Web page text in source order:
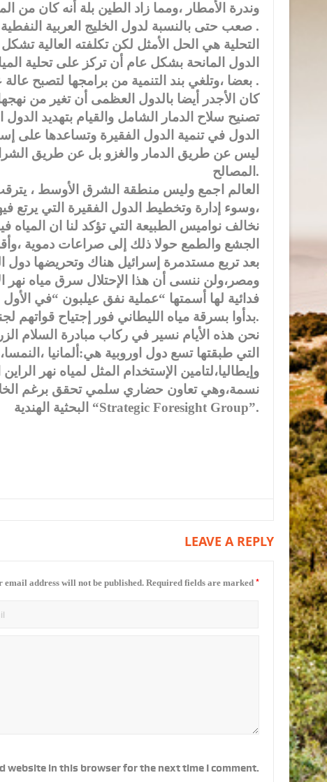
وندرة الأمطار ،ومما زاد الطين بلة أنه كان من
صعب حتى بالنسبة لدول الخليج العربية النفطية التي تنفق على التسلح أكثر مما تنفق على تحلية المياه .
التحلية هي الحل الأمثل لكن تكلفته العالية
الدول المانحة بشكل عام أن تركز على تحلية
بعضا ،وتلغي بند التنمية من برامجها لتصبح عالة على الأمم .
كان الأجدر أيضا بالدول العظمى أن تغير من
تصنيح سلاح الدمار الشامل والقيام بتهديد
الدول في تنمية الدول الفقيرة وتساعدها على
ليس عن طريق الدمار والغزو بل عن طريق
المصالح.
العالم اجمع وليس منطقة الشرق الأوسط ،
،وسوء إدارة وتخطيط الدول الفقيرة التي يرتع
نخالف نواميس الطبيعة التي تؤكد لنا ان المياه
الجشع والطمع حولا ذلك إلى صراعات دموية
بعد تربع مستدمرة إسرائيل هناك وتحريضها دول
بدأوا بسرقة مياه الليطاني فور إجتياح قواتهم لجنوب لبنان صيف العام 1982.
نحن هذه الأيام نسير في ركاب مبادرة السلام
التي طبقتها تسع دول اوروبية هي:ألمانيا
نسمة،وهي تعاون حضاري سلمي تحقق برغم
البحثية الهندية “Strategic Foresight Group”.
LEAVE A REPLY
email address will not be published. Required fields are marked *
website in this browser for the next time I comment.